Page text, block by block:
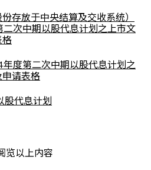
存放于中央结算及交收系统）
二次中期以股代息计划之上市文
格
度第二次中期以股代息计划之
申请表格
股代息计划
览以上内容